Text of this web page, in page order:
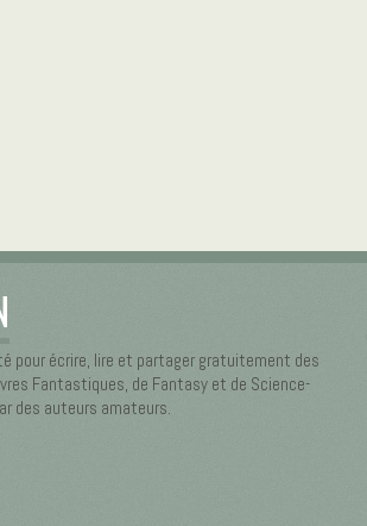
pour écrire, lire et partager gratuitement des
Fantastiques, de Fantasy et de Science-
des auteurs amateurs.